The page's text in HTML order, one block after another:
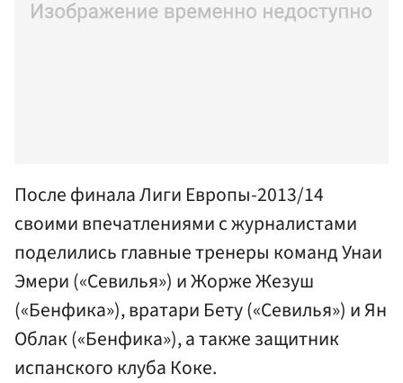
После финала Лиги Европы-2013/14
своими впечатлениями с журналистами
поделились главные тренеры команд Унаи
Эмери («Севилья») и Жорже Жезуш
(«Бенфика»), вратари Бету («Севилья») и Ян
Облак («Бенфика»), а также защитник
испанского клуба Коке.